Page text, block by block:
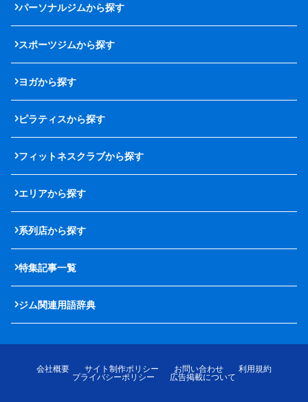
パーソナルジムから探す
スポーツジムから探す
ヨガから探す
ピラティスから探す
フィットネスクラブから探す
エリアから探す
系列店から探す
特集記事一覧
ジム関連用語辞典
会社概要 サイト制作ポリシー お問い合わせ
利用規約
プライバシーポリシー
広告掲載について